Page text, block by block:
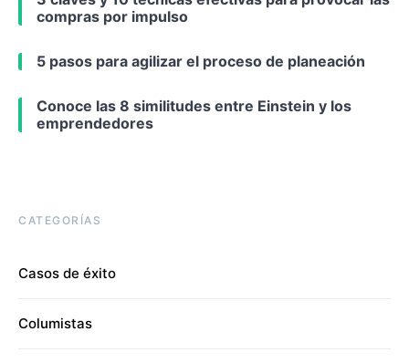
compras por impulso
5 pasos para agilizar el proceso de planeación
Conoce las 8 similitudes entre Einstein y los
emprendedores
CATEGORÍAS
Casos de éxito
Columistas